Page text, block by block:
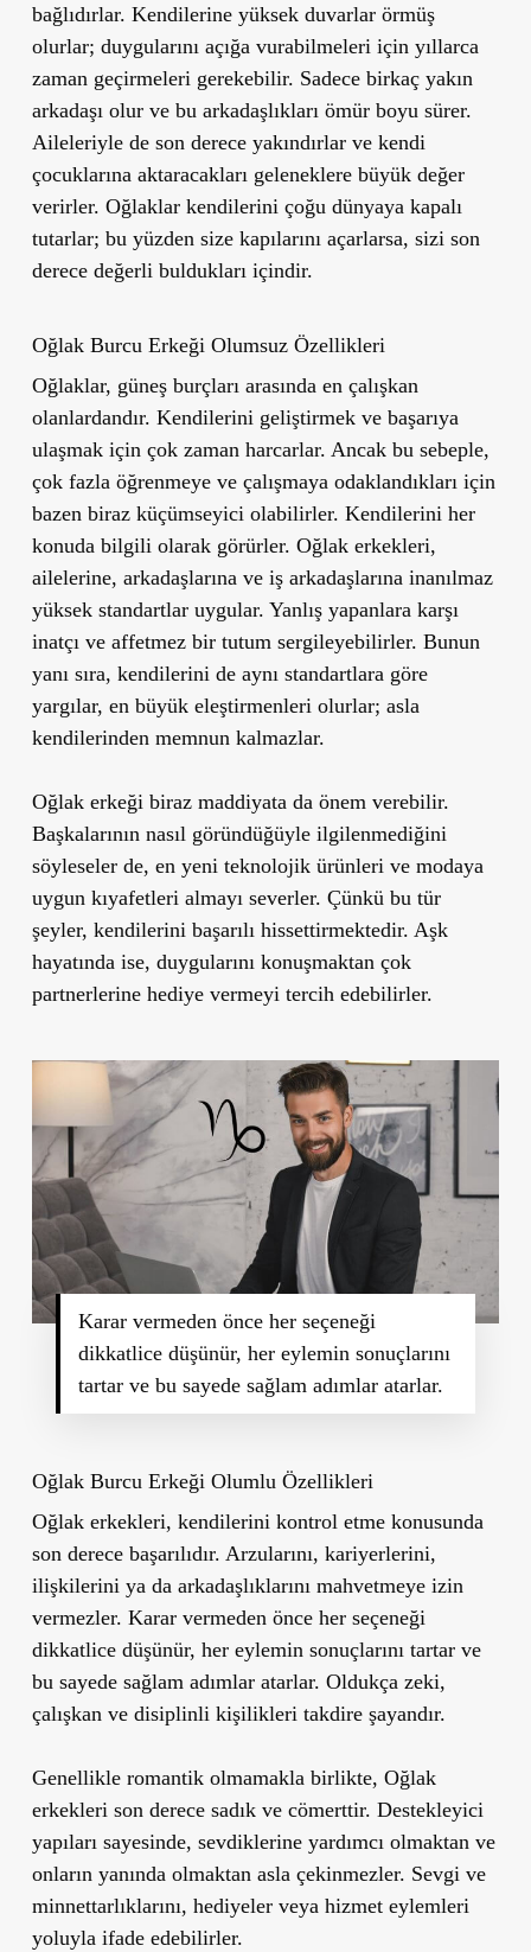
bağlıdırlar. Kendilerine yüksek duvarlar örmüş
olurlar; duygularını açığa vurabilmeleri için yıllarca
zaman geçirmeleri gerekebilir. Sadece birkaç yakın
arkadaşı olur ve bu arkadaşlıkları ömür boyu sürer.
Aileleriyle de son derece yakındırlar ve kendi
çocuklarına aktaracakları geleneklere büyük değer
verirler. Oğlaklar kendilerini çoğu dünyaya kapalı
tutarlar; bu yüzden size kapılarını açarlarsa, sizi son
derece değerli buldukları içindir.
Oğlak Burcu Erkeği Olumsuz Özellikleri
Oğlaklar, güneş burçları arasında en çalışkan
olanlardandır. Kendilerini geliştirmek ve başarıya
ulaşmak için çok zaman harcarlar. Ancak bu sebeple,
çok fazla öğrenmeye ve çalışmaya odaklandıkları için
bazen biraz küçümseyici olabilirler. Kendilerini her
konuda bilgili olarak görürler. Oğlak erkekleri,
ailelerine, arkadaşlarına ve iş arkadaşlarına inanılmaz
yüksek standartlar uygular. Yanlış yapanlara karşı
inatçı ve affetmez bir tutum sergileyebilirler. Bunun
yanı sıra, kendilerini de aynı standartlara göre
yargılar, en büyük eleştirmenleri olurlar; asla
kendilerinden memnun kalmazlar.
Oğlak erkeği biraz maddiyata da önem verebilir.
Başkalarının nasıl göründüğüyle ilgilenmediğini
söyleseler de, en yeni teknolojik ürünleri ve modaya
uygun kıyafetleri almayı severler. Çünkü bu tür
şeyler, kendilerini başarılı hissettirmektedir. Aşk
hayatında ise, duygularını konuşmaktan çok
partnerlerine hediye vermeyi tercih edebilirler.
Karar vermeden önce her seçeneği
dikkatlice düşünür, her eylemin sonuçlarını
tartar ve bu sayede sağlam adımlar atarlar.
Oğlak Burcu Erkeği Olumlu Özellikleri
Oğlak erkekleri, kendilerini kontrol etme konusunda
son derece başarılıdır. Arzularını, kariyerlerini,
ilişkilerini ya da arkadaşlıklarını mahvetmeye izin
vermezler. Karar vermeden önce her seçeneği
dikkatlice düşünür, her eylemin sonuçlarını tartar ve
bu sayede sağlam adımlar atarlar. Oldukça zeki,
çalışkan ve disiplinli kişilikleri takdire şayandır.
Genellikle romantik olmamakla birlikte, Oğlak
erkekleri son derece sadık ve cömerttir. Destekleyici
yapıları sayesinde, sevdiklerine yardımcı olmaktan ve
onların yanında olmaktan asla çekinmezler. Sevgi ve
minnettarlıklarını, hediyeler veya hizmet eylemleri
yoluyla ifade edebilirler.